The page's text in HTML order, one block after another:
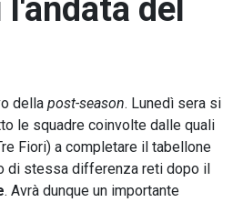
del
della post-season. Lunedì sera si
le squadre coinvolte dalle quali
Fiori) a completare il tabellone
di stessa differenza reti dopo il
. Avrà dunque un importante